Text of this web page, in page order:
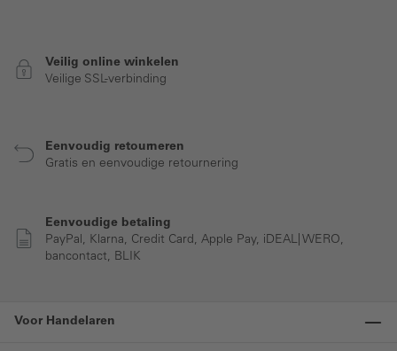
Veilig online winkelen
Veilige SSL-verbinding
Eenvoudig retourneren
Gratis en eenvoudige retournering
Eenvoudige betaling
PayPal, Klarna, Credit Card, Apple Pay, iDEAL| WERO,
bancontact, BLIK
Voor Handelaren